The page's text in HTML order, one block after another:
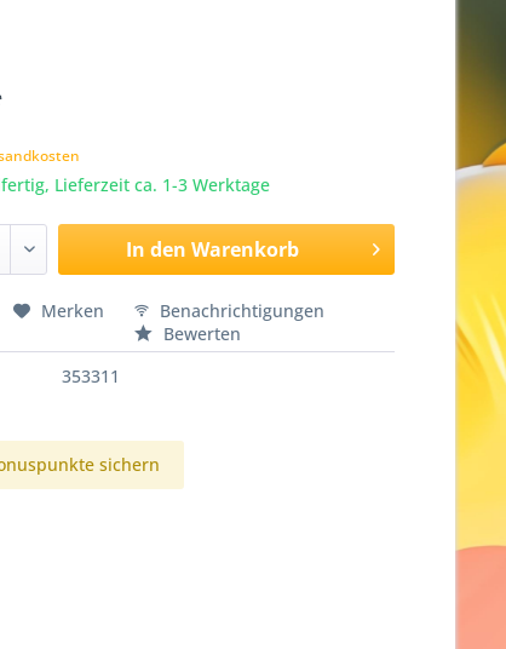
Lieferzeit ca. 1-3 Werktage
In den Warenkorb
Merken
Benachrichtigungen
Bewerten
353311
sichern